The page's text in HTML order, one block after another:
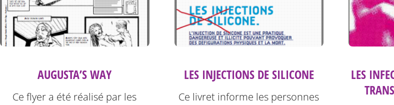
AUGUSTA’S WAY
Ce flyer a été réalisé par les
LES INJECTIONS DE SILICONE
Ce livret informe les personnes
LES